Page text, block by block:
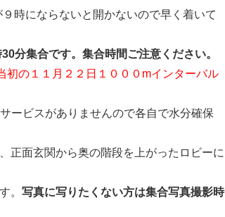
時にならないと開かないので早く着いて
分集合です。集合時間ご注意ください。
初の１１月２２日１０００mインターバル
ービスがありませんので各自で水分確保
正面玄関から奥の階段を上がったロビーに
。 写真に写りたくない方は集合写真撮影時